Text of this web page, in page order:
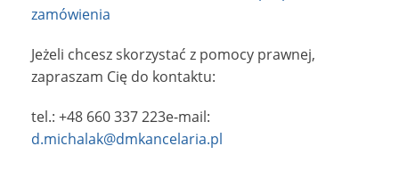
zamówienia
Jeżeli chcesz skorzystać z pomocy prawnej,
zapraszam Cię do kontaktu:
tel.: +48 660 337 223e-mail:
d.michalak@dmkancelaria.pl